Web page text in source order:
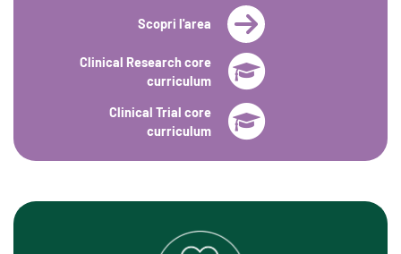
Scopri l'area
Clinical Research core
curriculum
Clinical Trial core
curriculum